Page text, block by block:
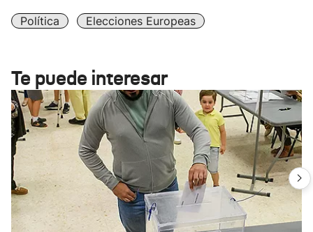
Política Elecciones Europeas
Te puede interesar